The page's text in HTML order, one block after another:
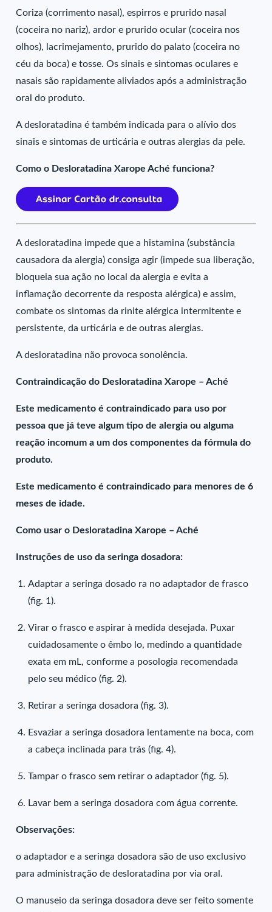
Coriza (corrimento nasal), espirros e prurido nasal
(coceira no nariz), ardor e prurido ocular (coceira nos
olhos), lacrimejamento, prurido do palato (coceira no
céu da boca) e tosse. Os sinais e sintomas oculares e
nasais são rapidamente aliviados após a administração
oral do produto.
A desloratadina é também indicada para o alívio dos
sinais e sintomas de urticária e outras alergias da pele.
Como o Desloratadina Xarope Aché funciona?
A desloratadina impede que a histamina (substância
causadora da alergia) consiga agir (impede sua liberação,
bloqueia sua ação no local da alergia e evita a
inflamação decorrente da resposta alérgica) e assim,
combate os sintomas da rinite alérgica intermitente e
persistente, da urticária e de outras alergias.
A desloratadina não provoca sonolência.
Contraindicação do Desloratadina Xarope – Aché
Este medicamento é contraindicado para uso por
pessoa que já teve algum tipo de alergia ou alguma
reação incomum a um dos componentes da fórmula do
produto.
Este medicamento é contraindicado para menores de 6
meses de idade.
Como usar o Desloratadina Xarope – Aché
Instruções de uso da seringa dosadora:
Adaptar a seringa dosado ra no adaptador de frasco
(fig. 1).
Virar o frasco e aspirar à medida desejada. Puxar
cuidadosamente o êmbo lo, medindo a quantidade
exata em mL, conforme a posologia recomendada
pelo seu médico (fig. 2).
Retirar a seringa dosadora (fig. 3).
Esvaziar a seringa dosadora lentamente na boca, com
a cabeça inclinada para trás (fig. 4).
Tampar o frasco sem retirar o adaptador (fig. 5).
Lavar bem a seringa dosadora com água corrente.
Observações:
o adaptador e a seringa dosadora são de uso exclusivo
para administração de desloratadina por via oral.
O manuseio da seringa dosadora deve ser feito somente